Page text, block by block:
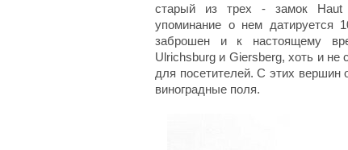
старый из трех - замок Haut
упоминание о нем датируется
заброшен и к настоящему
Ulrichsburg и Giersberg, хоть и не
для посетителей. С этих вершин
виноградные поля.